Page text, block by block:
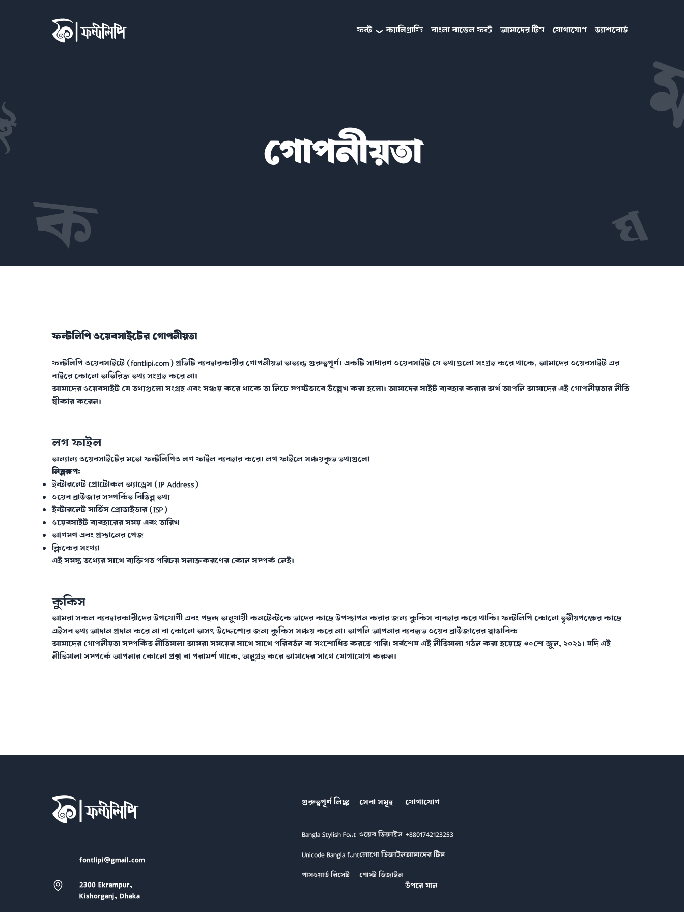
ফন্ট ক্যালিগ্রাফি বাংলা বান্ডেল ফন্ট আমাদের টিম যোগাযোগ ড্যাশবোর্ড
গোপনীয়তা
ফন্টলিপি ওয়েবসাইটের গোপনীয়তা
ফন্টলিপি ওয়েবসাইটে (fontlipi.com) প্রতিটি ব্যবহারকারীর গোপনীয়তা অত্যন্ত গুরুত্বপূর্ণ। একটি সাধারণ ওয়েবসাইট যে তথ্যগুলো সংগ্রহ করে থাকে, আমাদের ওয়েবসাইট এর
বাইরে কোনো অতিরিক্ত তথ্য সংগ্রহ করে না।
আমাদের ওয়েবসাইট যে তথ্যগুলো সংগ্রহ এবং সঞ্চয় করে থাকে তা নিচে স্পষ্টভাবে উল্লেখ করা হলো। আমাদের সাইট ব্যবহার করার অর্থ আপনি আমাদের এই গোপনীয়তার নীতি
স্বীকার করেন।
লগ ফাইল
অন্যান্য ওয়েবসাইটের মতো ফন্টলিপিও লগ ফাইল ব্যবহার করে। লগ ফাইলে সঞ্চয়কৃত তথ্যগুলো
নিম্নরূপ:
ইন্টারনেট প্রোটোকল অ্যাড্রেস (IP Address)
ওয়েব ব্রাউজার সম্পর্কিত বিভিন্ন তথ্য
ইন্টারনেট সার্ভিস প্রোভাইডার (ISP)
ওয়েবসাইট ব্যবহারের সময় এবং তারিখ
আগমণ এবং প্রস্থানের পেজ
ক্লিকের সংখ্যা
এই সমস্ত তথ্যের সাথে ব্যক্তিগত পরিচয় সনাক্তকরণের কোন সম্পর্ক নেই।
কুকিস
আমরা সকল ব্যবহারকারীদের উপযোগী এবং পছন্দ অনুযায়ী কনটেন্টকে তাদের কাছে উপস্থাপন করার জন্য কুকিস ব্যবহার করে থাকি। ফন্টলিপি কোনো তৃতীয়পক্ষের কাছে
এইসব তথ্য আদান প্রদান করে না বা কোনো অসৎ উদ্দেশ্যের জন্য কুকিস সঞ্চয় করে না। আপনি আপনার ব্যবহৃত ওয়েব ব্রাউজারের স্বাভাবিক
আমাদের গোপনীয়তা সম্পর্কিত নীতিমালা আমরা সময়ের সাথে সাথে পরিবর্তন বা সংশোধিত করতে পারি। সর্বশেষ এই নীতিমালা গঠন করা হয়েছে ৩০শে জুন, ২০২১। যদি এই
নীতিমালা সম্পর্কে আপনার কোনো প্রশ্ন বা পরামর্শ থাকে, অনুগ্রহ করে আমাদের সাথে যোগাযোগ করুন।
fontlipi@gmail.com
2300 Ekrampur,
Kishorganj, Dhaka
গুরুত্বপূর্ণ লিঙ্ক
Bangla Stylish Font
Unicode Bangla font
পাসওয়ার্ড রিসেট
সেবা সমূহ
ওয়েব ডিজাইন
লোগো ডিজাইন
পোস্ট ডিজাইন
যোগাযোগ
+8801742123253
আমাদের টিম
উপরে যান